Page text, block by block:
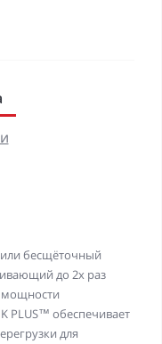
бесщёточный
до 2x раз
мощности
PLUS™ обеспечивает
для